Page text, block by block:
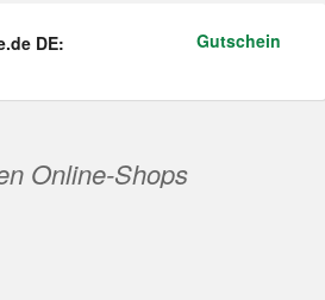
DE:
Gutschein
Online-Shops